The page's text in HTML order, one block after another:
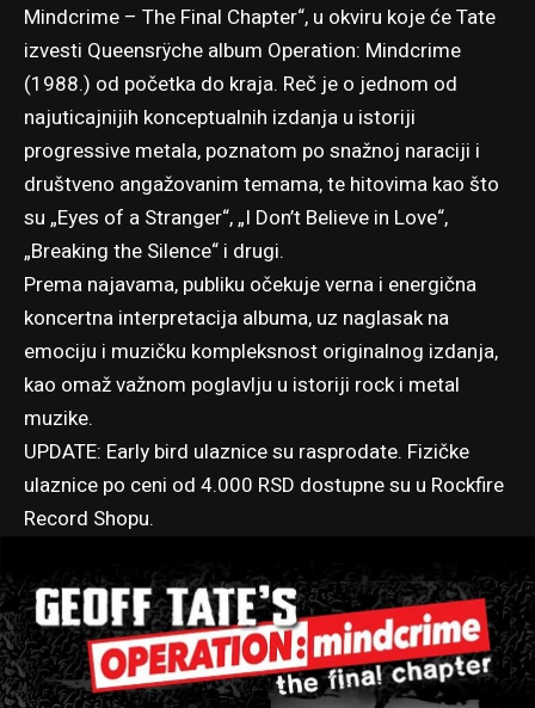
Mindcrime – The Final Chapter“, u okviru koje će Tate
izvesti Queensrÿche album Operation: Mindcrime
(1988.) od početka do kraja. Reč je o jednom od
najuticajnijih konceptualnih izdanja u istoriji
progressive metala, poznatom po snažnoj naraciji i
društveno angažovanim temama, te hitovima kao što
su „Eyes of a Stranger“, „I Don’t Believe in Love“,
„Breaking the Silence“ i drugi.
Prema najavama, publiku očekuje verna i energična
koncertna interpretacija albuma, uz naglasak na
emociju i muzičku kompleksnost originalnog izdanja,
kao omaž važnom poglavlju u istoriji rock i metal
muzike.
UPDATE: Early bird ulaznice su rasprodate. Fizičke
ulaznice po ceni od 4.000 RSD dostupne su u Rockfire
Record Shopu.